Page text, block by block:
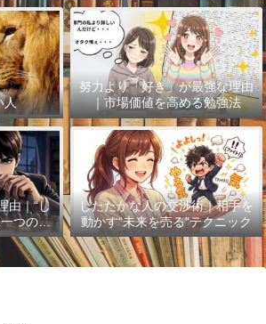
人
努力より「好き」が最強な理由
｜市場価値を高める勉強法
由｜“し
つの武
したたかな人の交渉術｜相手を
動かす“未来を売る”テクニック